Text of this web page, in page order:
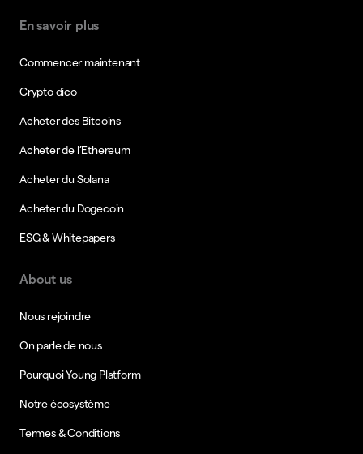
En savoir plus
Commencer maintenant
Crypto dico
Acheter des Bitcoins
Acheter de l’Ethereum
Acheter du Solana
Acheter du Dogecoin
ESG & Whitepapers
About us
Nous rejoindre
On parle de nous
Pourquoi Young Platform
Notre écosystème
Termes & Conditions